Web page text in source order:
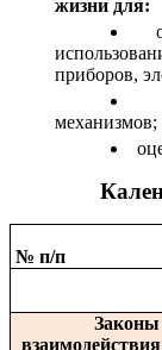
жизни для:
приборов,
механизмов;
№ п/п
Законы